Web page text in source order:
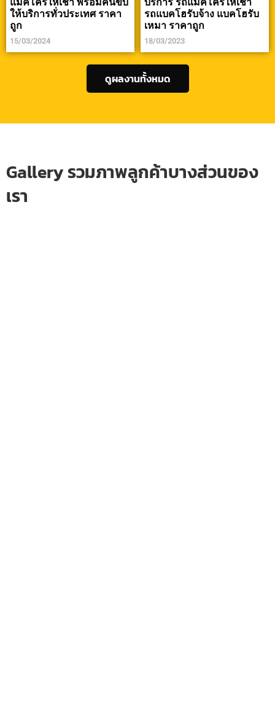
ให้บริการทั่วประเทศ ราคา
ถูก
15/03/2024
รถแบคโฮรับจ้าง แบคโฮรับ
เหมา ราคาถูก
18/03/2023
ดูผลงานทั้งหมด
Gallery รวมภาพลูกค้าบางส่วนของ
เรา